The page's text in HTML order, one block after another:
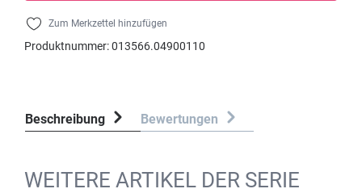
Zum Merkzettel hinzufügen
Produktnummer:013566.04900110
Beschreibung Bewertungen
WEITERE ARTIKEL DER SERIE